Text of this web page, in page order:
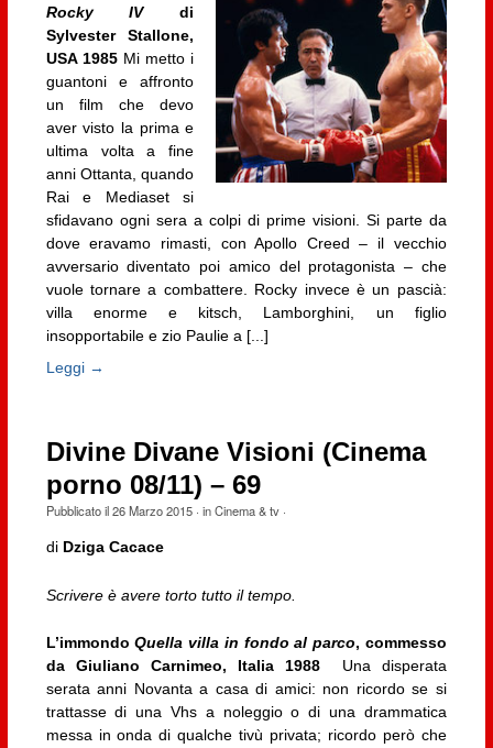
Rocky IVdi
Sylvester Stallone,
USA 1985Mi metto i
guantoni e affronto
un film che devo
aver visto la prima e
ultima volta a fine
anni Ottanta, quando
Rai e Mediaset si
sfidavano ogni sera a colpi di prime visioni. Si parte da
dove eravamo rimasti, con Apollo Creed – il vecchio
avversario diventato poi amico del protagonista – che
vuole tornare a combattere. Rocky invece è un pascià:
villa enorme e kitsch, Lamborghini, un figlio
insopportabile e zio Paulie a [...]
Leggi →
Divine Divane Visioni (Cinema
porno 08/11) – 69
Pubblicato il26 Marzo 2015· inCinema & tv·
di Dziga Cacace
Scrivere è avere torto tutto il tempo.
L’immondoQuella villa in fondo al parco, commesso
da Giuliano Carnimeo, Italia 1988
Una disperata
serata anni Novanta a casa di amici: non ricordo se si
trattasse di una Vhs a noleggio o di una drammatica
messa in onda di qualche tivù privata; ricordo però che